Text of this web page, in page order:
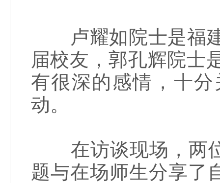
卢耀如院士是福建
届校友，郭孔辉院士
有很深的感情，十
动。
在访谈现场，两位
题与在场师生分享了